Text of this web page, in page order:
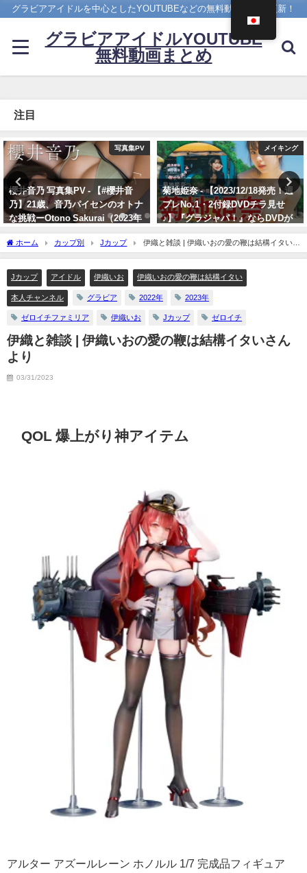
グラビアアイドルを中心としたYOUTUBEなどの無料動画を日々更新！
グラビアアイドルYOUTUBE
無料動画まとめ
注目
メイキング
菊地姫奈 - 【2023/12/18発売！週
プレNo.1・2付録DVDチラ見せ
♪】『グラジャパ！』ならDVDが
視聴できる♪ #菊地姫奈 Hina
Kikuchi（2023年12月15日） | 週
プレChannel【集英社 週刊プレイ
ボーイ公式】さんより
12/15/2023
Hカップ
ちとせよしの - 【解禁】写真集
「ただいま」過去最大露出な写真
集ができました（2024年07月26
日） | よしのんチャンネルさんよ
り
ホーム カップ別 Jカップ
伊織と雑談 | 伊織いおの愛の鞭は結構イタいさ
んより
Jカップ アイドル 伊織いお 伊織いおの愛の鞭は結構イタい
本人チャンネル グラビア 2022年 2023年
ゼロイチファミリア 伊織いお Jカップ ゼロイチ
伊織と雑談 | 伊織いおの愛の鞭は結構イタいさん
より
03/31/2023
QOL 爆上がり神アイテム
アルター アズールレーン ホノルル 1/7 完成品フィギュア